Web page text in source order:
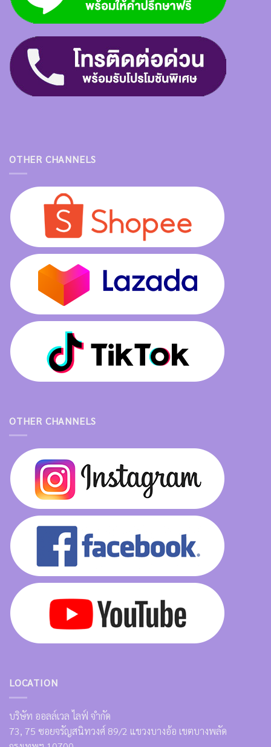
OTHER CHANNELS
OTHER CHANNELS
LOCATION
บริษัท ออลล์เวล ไลฟ์ จำกัด
73, 75 ซอยจรัญสนิทวงศ์ 89/2 แขวงบางอ้อ เขตบางพลัด